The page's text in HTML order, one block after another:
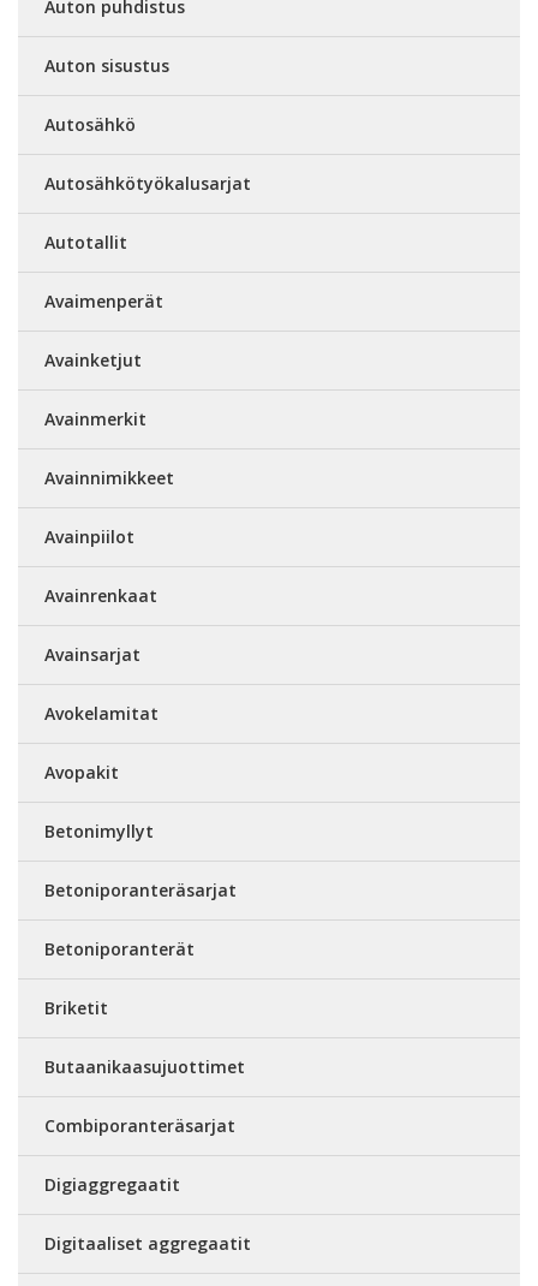
Auton puhdistus
Auton sisustus
Autosähkö
Autosähkötyökalusarjat
Autotallit
Avaimenperät
Avainketjut
Avainmerkit
Avainnimikkeet
Avainpiilot
Avainrenkaat
Avainsarjat
Avokelamitat
Avopakit
Betonimyllyt
Betoniporanteräsarjat
Betoniporanterät
Briketit
Butaanikaasujuottimet
Combiporanteräsarjat
Digiaggregaatit
Digitaaliset aggregaatit